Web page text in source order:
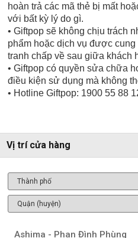
hoàn trả các mã thẻ bị mất
với bất kỳ lý do gì.
• Giftpop sẽ không chịu trách
phẩm hoặc dịch vụ được
tranh chấp về sau giữa khách
• Giftpop có quyền sửa chữa
điều kiện sử dụng mà không
• Hotline Giftpop: 1900 55 88
Vị trí cửa hàng
Ashima - Phan Đình Phùng